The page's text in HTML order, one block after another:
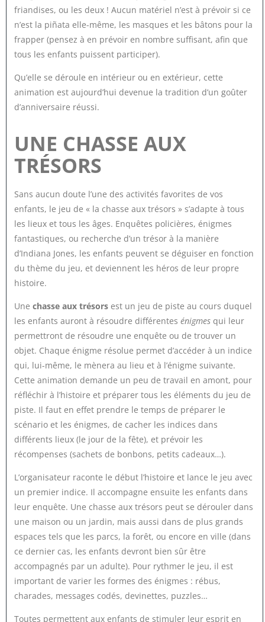
friandises, ou les deux ! Aucun matériel n’est à prévoir si ce
n’est la piñata elle-même, les masques et les bâtons pour la
frapper (pensez à en prévoir en nombre suffisant, afin que
tous les enfants puissent participer).
Qu’elle se déroule en intérieur ou en extérieur, cette
animation est aujourd’hui devenue la tradition d’un goûter
d’anniversaire réussi.
UNE CHASSE AUX
TRÉSORS
Sans aucun doute l’une des activités favorites de vos
enfants, le jeu de « la chasse aux trésors » s’adapte à tous
les lieux et tous les âges. Enquêtes policières, énigmes
fantastiques, ou recherche d’un trésor à la manière
d’Indiana Jones, les enfants peuvent se déguiser en fonction
du thème du jeu, et deviennent les héros de leur propre
histoire.
Une chasse aux trésorsest un jeu de piste au cours duquel
les enfants auront à résoudre différentes énigmesqui leur
permettront de résoudre une enquête ou de trouver un
objet. Chaque énigme résolue permet d’accéder à un indice
qui, lui-même, le mènera au lieu et à l’énigme suivante.
Cette animation demande un peu de travail en amont, pour
réfléchir à l’histoire et préparer tous les éléments du jeu de
piste. Il faut en effet prendre le temps de préparer le
scénario et les énigmes, de cacher les indices dans
différents lieux (le jour de la fête), et prévoir les
récompenses (sachets de bonbons, petits cadeaux…).
L’organisateur raconte le début l’histoire et lance le jeu avec
un premier indice. Il accompagne ensuite les enfants dans
leur enquête. Une chasse aux trésors peut se dérouler dans
une maison ou un jardin, mais aussi dans de plus grands
espaces tels que les parcs, la forêt, ou encore en ville (dans
ce dernier cas, les enfants devront bien sûr être
accompagnés par un adulte). Pour rythmer le jeu, il est
important de varier les formes des énigmes : rébus,
charades, messages codés, devinettes, puzzles…
Toutes permettent aux enfants de stimuler leur esprit en